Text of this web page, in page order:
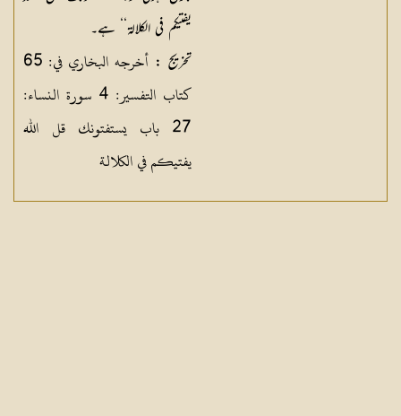
یفتیکم فی الکلالۃ‘‘ ہے۔
تخریج :
أخرجه البخاري في: 65
كتاب التفسير: 4 سورة النساء:
27 باب يستفتونك قل الله
يفتيكم في الكلالة